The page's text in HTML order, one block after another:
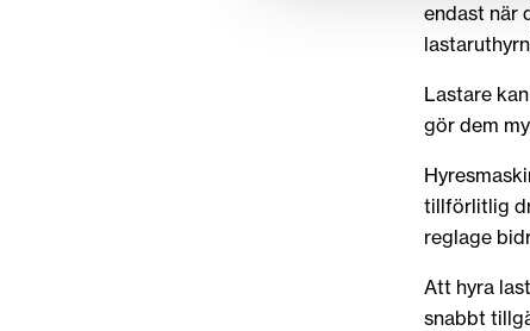
endast när
Lastare
gör dem
tillförlitlig
reglage
Att hyra
snabbt